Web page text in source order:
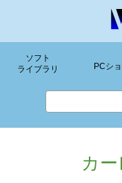
ソフト
ライブラリ
PCシ
カ